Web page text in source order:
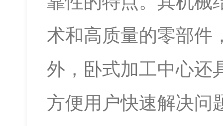
术和高质量的零部件
外，卧式加工中心还
方便用户快速解决问